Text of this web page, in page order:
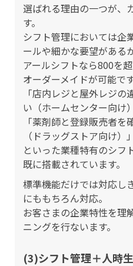
選ばれる理由の一つが、
す。
シフト管理においては企
ールや細かな要望がある
アールシフトなら800を
オーダーメイドが可能です
「店内レジと屋外レジ
い（ホームセンター向け
「薬剤師と登録販売者
（ドラッグストア向け）」
といった業種特有のシフ
既に搭載されています。
標準機能だけでは対応し
にももちろん対応。
お客さまの企業特性を理
ニングを行ないます。
(3)シフト管理＋人時